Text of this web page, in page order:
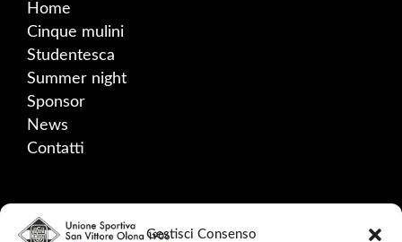
Gestisci Consenso
Home
Cinque mulini
Studentesca
Summer night
Sponsor
News
Contatti
SOCIAL